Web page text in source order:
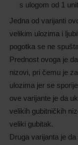
s ulogom od 1
Jedna od varijanti
velikim ulozima i
pogotka se ne
Prednost ovoga je
nizovi, pri čemu je
ulozima jer se
ove varijante je da
velikih gubitničkih
veliki gubitak.
Druga varijanta je